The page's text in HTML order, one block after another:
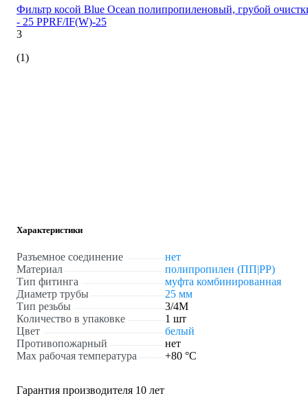
Фильтр косой Blue Ocean полипропиленовый, грубой
- 25 PPRF/IF(W)-25
3
(1)
Характеристики
Разъемное соединение
нет
Материал
полипропилен (ПП|PP)
Тип фитинга
муфта комбинированная
Диаметр трубы
25 мм
Тип резьбы
3/4M
Количество в упаковке
1 шт
Цвет
белый
Противопожарный
нет
Max рабочая температура
+80 °С
Гарантия производителя 10 лет